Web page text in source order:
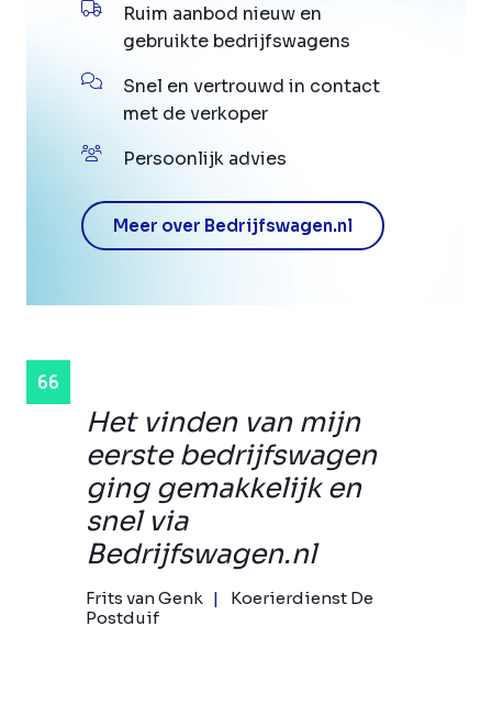
Het vinden van mijn
eerste bedrijfswagen
ging gemakkelijk en
snel via
Bedrijfswagen.nl
Frits van Genk
Koerierdienst De
Postduif
Ruim aanbod nieuw en
gebruikte bedrijfswagens
Snel en vertrouwd in contact
met de verkoper
Persoonlijk advies
Meer over Bedrijfswagen.nl